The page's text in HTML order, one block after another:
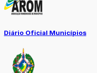
Diário Oficial Municípios